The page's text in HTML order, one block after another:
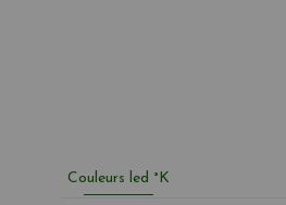
Couleurs led °K